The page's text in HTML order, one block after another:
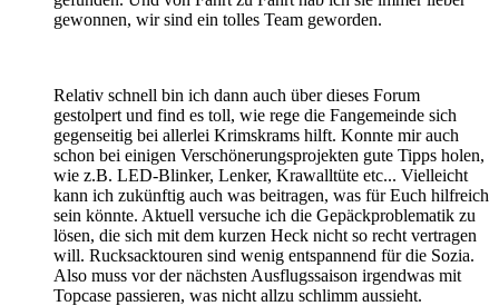
gewonnen, wir sind ein tolles Team geworden.
Relativ schnell bin ich dann auch über dieses Forum
gestolpert und find es toll, wie rege die Fangemeinde sich
gegenseitig bei allerlei Krimskrams hilft. Konnte mir auch
schon bei einigen Verschönerungsprojekten gute Tipps holen,
wie z.B. LED-Blinker, Lenker, Krawalltüte etc... Vielleicht
kann ich zukünftig auch was beitragen, was für Euch hilfreich
sein könnte. Aktuell versuche ich die Gepäckproblematik zu
lösen, die sich mit dem kurzen Heck nicht so recht vertragen
will. Rucksacktouren sind wenig entspannend für die Sozia.
Also muss vor der nächsten Ausflugssaison irgendwas mit
Topcase passieren, was nicht allzu schlimm aussieht.